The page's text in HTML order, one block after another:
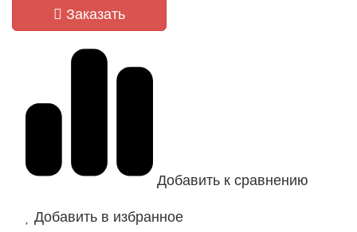
Заказать
Добавить к сравнению
Добавить в избранное